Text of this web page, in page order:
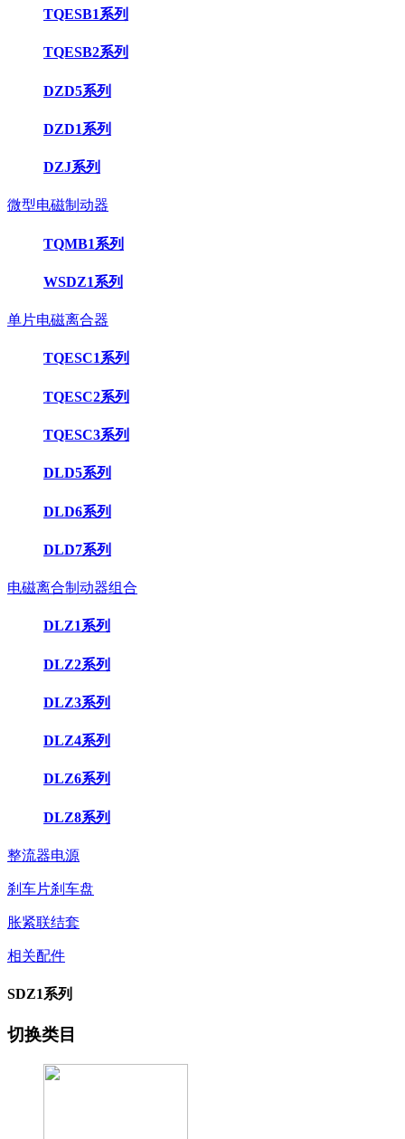
TQESB1系列
TQESB2系列
DZD5系列
DZD1系列
DZJ系列
微型电磁制动器
TQMB1系列
WSDZ1系列
单片电磁离合器
TQESC1系列
TQESC2系列
TQESC3系列
DLD5系列
DLD6系列
DLD7系列
电磁离合制动器组合
DLZ1系列
DLZ2系列
DLZ3系列
DLZ4系列
DLZ6系列
DLZ8系列
整流器电源
刹车片刹车盘
胀紧联结套
相关配件
SDZ1系列
切换类目